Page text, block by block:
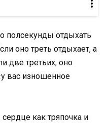
полсекунды отдыхать
оно треть отдыхает, а
две третьих, оно
вас изношенное
как тряпочка и